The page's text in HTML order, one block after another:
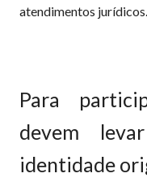
atendimentos jurídicos.
Para
devem
identidade